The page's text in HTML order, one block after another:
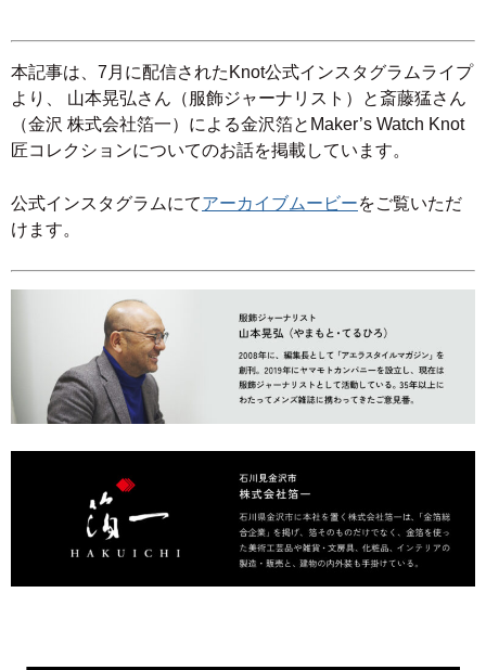
本記事は、7月に配信されたKnot公式インスタグラムライプ
より、 山本晃弘さん（服飾ジャーナリスト）と斎藤猛さん
（金沢 株式会社箔一）による金沢箔とMaker’s Watch Knot
匠コレクションについてのお話を掲載しています。
公式インスタグラムにてアーカイブムービーをご覧いただ
けます。